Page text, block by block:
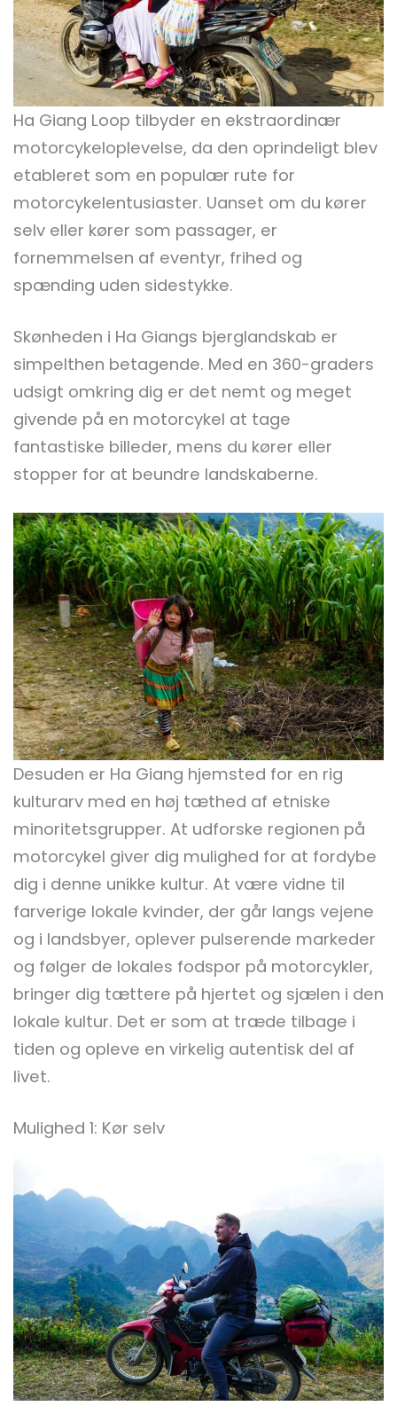
Ha Giang Loop tilbyder en ekstraordinær
motorcykeloplevelse, da den oprindeligt blev
etableret som en populær rute for
motorcykelentusiaster. Uanset om du kører
selv eller kører som passager, er
fornemmelsen af eventyr, frihed og
spænding uden sidestykke.
Skønheden i Ha Giangs bjerglandskab er
simpelthen betagende. Med en 360-graders
udsigt omkring dig er det nemt og meget
givende på en motorcykel at tage
fantastiske billeder, mens du kører eller
stopper for at beundre landskaberne.
Desuden er Ha Giang hjemsted for en rig
kulturarv med en høj tæthed af etniske
minoritetsgrupper. At udforske regionen på
motorcykel giver dig mulighed for at fordybe
dig i denne unikke kultur. At være vidne til
farverige lokale kvinder, der går langs vejene
og i landsbyer, oplever pulserende markeder
og følger de lokales fodspor på motorcykler,
bringer dig tættere på hjertet og sjælen i den
lokale kultur. Det er som at træde tilbage i
tiden og opleve en virkelig autentisk del af
livet.
Mulighed 1: Kør selv